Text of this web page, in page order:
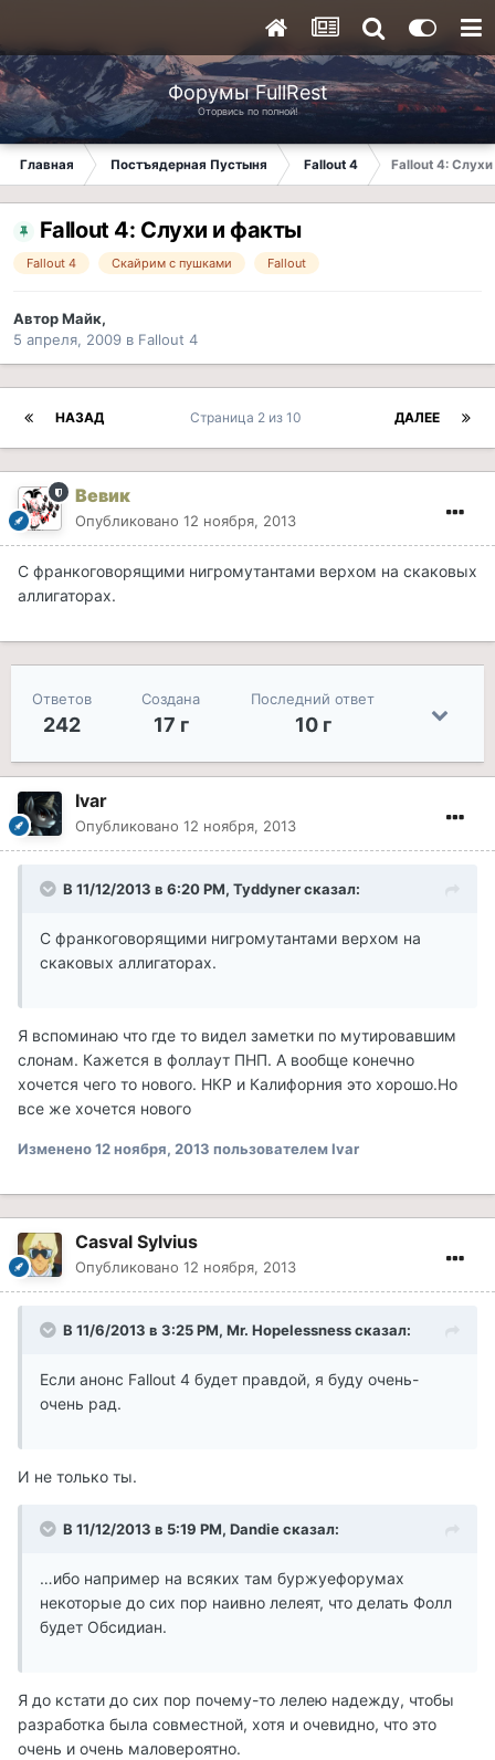
Форумы FullRest
Оторвись по полной!
Главная Постъядерная Пустыня Fallout 4 Fallout 4:
Fallout 4: Слухи и факты
Fallout 4 Скайрим с пушками Fallout
АвторМайк,
5 апреля, 2009 в Fallout 4
НАЗАД ДАЛЕЕ
Страница 2 из 10
Вевик
Опубликовано 12 ноября, 2013
С франкоговорящими нигромутантами верхом на скаковых
аллигаторах.
Ответов
242
Создана
17 г
Последний ответ
10 г
Ivar
Опубликовано 12 ноября, 2013
В 11/12/2013 в 6:20 PM, Tyddyner сказал:
С франкоговорящими нигромутантами верхом на
скаковых аллигаторах.
Я вспоминаю что где то видел заметки по мутировавшим
слонам. Кажется в фоллаут ПНП. А вообще конечно
хочется чего то нового. НКР и Калифорния это хорошо.Но
все же хочется нового
Изменено12 ноября, 2013 пользователем Ivar
Casval Sylvius
Опубликовано 12 ноября, 2013
В 11/6/2013 в 3:25 PM, Mr. Hopelessness сказал:
Если анонс Fallout 4 будет правдой, я буду очень-
очень рад.
И не только ты.
В 11/12/2013 в 5:19 PM, Dandie сказал:
…ибо например на всяких там буржуефорумах
некоторые до сих пор наивно лелеят, что делать Фолл
будет Обсидиан.
Я до кстати до сих пор почему-то лелею надежду, чтобы
разработка была совместной, хотя и очевидно, что это
очень и очень маловероятно.